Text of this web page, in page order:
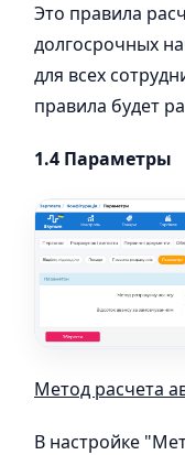
Это правила
долгосрочных
для всех
правила будет
1.4 Параметры
Метод расчета
В настройке